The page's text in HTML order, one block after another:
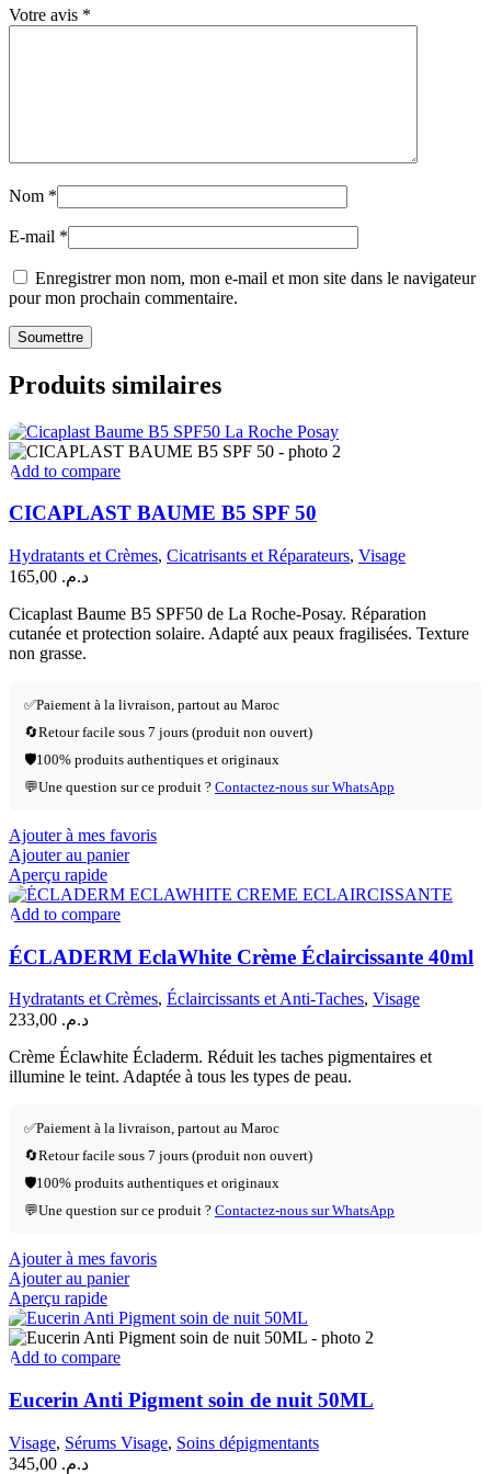
Votre avis *
Nom *
E-mail *
Enregistrer mon nom, mon e-mail et mon site dans le navigateur
pour mon prochain commentaire.
Produits similaires
Add to compare
CICAPLAST BAUME B5 SPF 50
Hydratants et Crèmes, Cicatrisants et Réparateurs, Visage
د.م.
Cicaplast Baume B5 SPF50 de La Roche-Posay. Réparation
cutanée et protection solaire. Adapté aux peaux fragilisées. Texture
non grasse.
✅Paiement à la livraison, partout au Maroc
🔄Retour facile sous 7 jours (produit non ouvert)
🛡️100% produits authentiques et originaux
💬Une question sur ce produit ? Contactez-nous sur WhatsApp
Ajouter à mes favoris
Ajouter au panier
Aperçu rapide
Add to compare
ÉCLADERM EclaWhite Crème Éclaircissante 40ml
Hydratants et Crèmes, Éclaircissants et Anti-Taches, Visage
د.م.
Crème Éclawhite Écladerm. Réduit les taches pigmentaires et
illumine le teint. Adaptée à tous les types de peau.
✅Paiement à la livraison, partout au Maroc
🔄Retour facile sous 7 jours (produit non ouvert)
🛡️100% produits authentiques et originaux
💬Une question sur ce produit ? Contactez-nous sur WhatsApp
Ajouter à mes favoris
Ajouter au panier
Aperçu rapide
Add to compare
Eucerin Anti Pigment soin de nuit 50ML
Visage, Sérums Visage, Soins dépigmentants
د.م.